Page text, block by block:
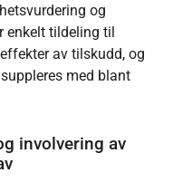
og
enkelt tildeling til
av tilskudd, og
med blant
involvering av